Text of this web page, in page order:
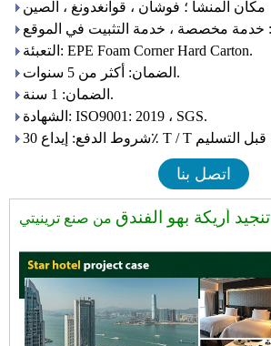
مكان المنشأ ؛ فوشان ، قوانغدونغ ، الصين
التعبئة: EPE Foam Corner Hard Carton.
الضمان: أكثر من 5 سنوات.
الضمان: 1 سنة.
الشهادة: ISO9001: 2019 ، SGS.
اتصل بنا
تنجيد أريكة بهو الفندق من صنع ترينيتي